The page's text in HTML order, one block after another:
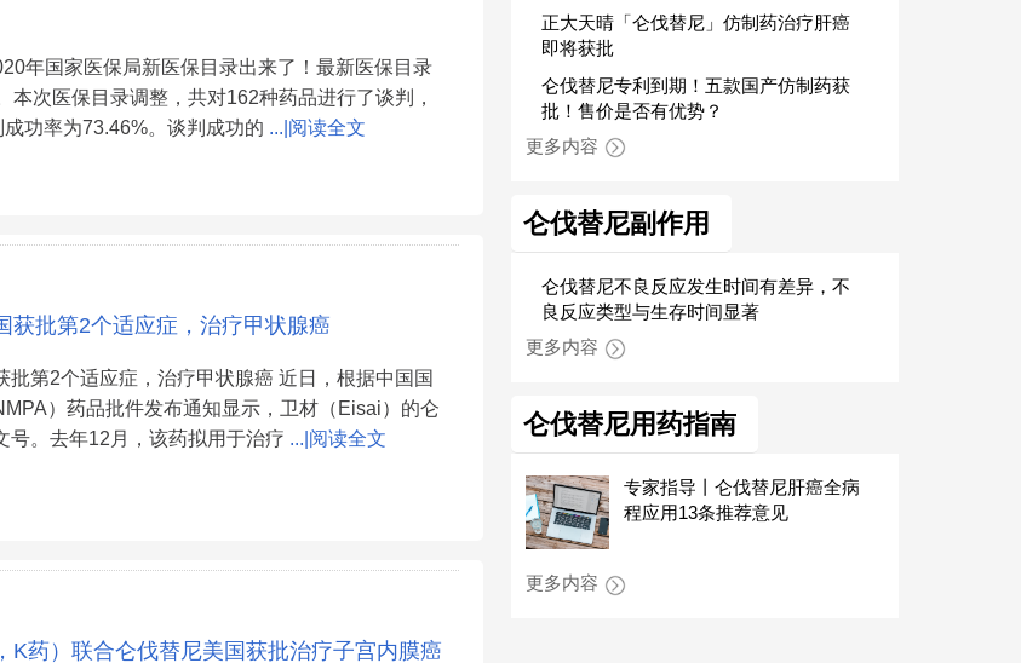
年国家医保局新医保目录出来了！最新医保目录
本次医保目录调整，共对162种药品进行了谈判，
功率为73.46%。谈判成功的 ...|阅读全文
获批第2个适应症，治疗甲状腺癌
批第2个适应症，治疗甲状腺癌 近日，根据中国国
）药品批件发布通知显示，卫材（Eisai）的仑
号。去年12月，该药拟用于治疗 ...|阅读全文
K药）联合仑伐替尼美国获批治疗子宫内膜癌
正大天晴「仑伐替尼」仿制药治疗肝癌
即将获批
仑伐替尼专利到期！五款国产仿制药获
批！售价是否有优势？
更多内容
仑伐替尼副作用
仑伐替尼不良反应发生时间有差异，不
良反应类型与生存时间显著
更多内容
仑伐替尼用药指南
专家指导丨仑伐替尼肝癌全病
程应用13条推荐意见
更多内容